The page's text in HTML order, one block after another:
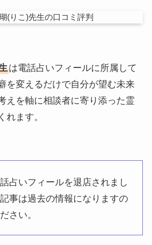
は電話占いフィールに所属して
を変えるだけで自分が望む未来
えを軸に相談者に寄り添った霊
れます。
占いフィールを退店されまし
事は過去の情報になりますの
さい。